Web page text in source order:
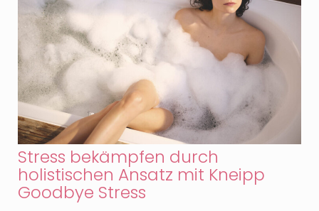
Stress bekämpfen durch
holistischen Ansatz mit Kneipp
Goodbye Stress